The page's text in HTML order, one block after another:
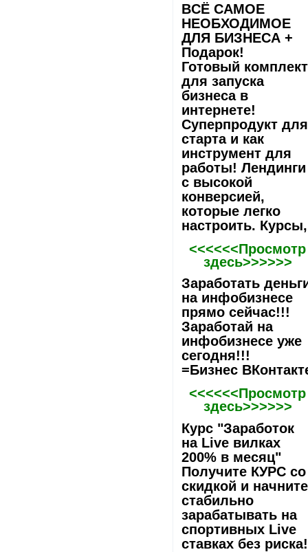
ВCЁ САМОЕ
НЕОБХОДИМОЕ
ДЛЯ БИЗНЕСА +
Подарок!
Готовый комплект
для запуска
бизнеса в
интернете!
Суперпродукт для
старта и как
инструмент для
работы! Лeндинги
с высокой
конверсией,
которые легко
настроить. Курсы,
<<<<<<Просмотр
здесь>>>>>>
Заработать
на инфобизнесе
прямо сейчас!!!
Заработай на
инфобизнесе уже
сегодня!!!
=Бизнес
<<<<<<Просмотр
здесь>>>>>>
Курс "Заработок
на Live вилках
200% в месяц"
Получите КУРС со
скидкой и начните
стабильно
зарабатывать на
спортивных Live
ставках без риска!